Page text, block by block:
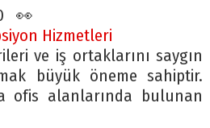
👀
Hizmetleri
ve iş ortaklarını saygın
büyük öneme sahiptir.
ofis alanlarında bulunan